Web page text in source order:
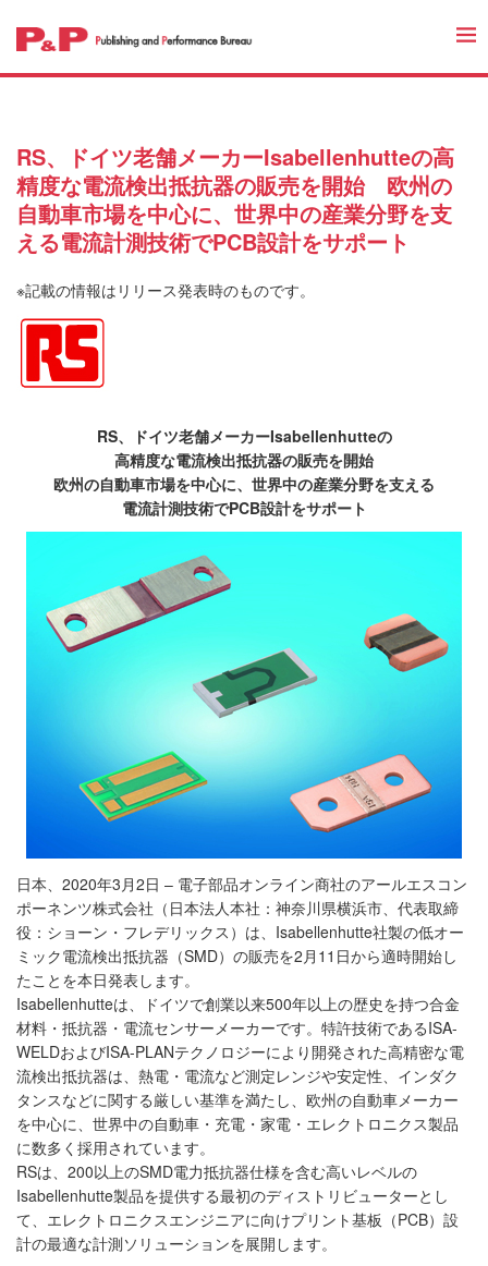
RS、ドイツ老舗メーカーIsabellenhutteの高
精度な電流検出抵抗器の販売を開始 欧州の
自動車市場を中心に、世界中の産業分野を支
える電流計測技術でPCB設計をサポート
※記載の情報はリリース発表時のものです。
RS、ドイツ老舗メーカーIsabellenhutteの
高精度な電流検出抵抗器の販売を開始
欧州の自動車市場を中心に、世界中の産業分野を支える
電流計測技術でPCB設計をサポート
日本、2020年3月2日 – 電子部品オンライン商社のアールエスコン
ポーネンツ株式会社（日本法人本社：神奈川県横浜市、代表取締
役：ショーン・フレデリックス）は、Isabellenhutte社製の低オー
ミック電流検出抵抗器（SMD）の販売を2月11日から適時開始し
たことを本日発表します。
Isabellenhutteは、ドイツで創業以来500年以上の歴史を持つ合金
材料・抵抗器・電流センサーメーカーです。特許技術であるISA-
WELDおよびISA-PLANテクノロジーにより開発された高精密な電
流検出抵抗器は、熱電・電流など測定レンジや安定性、インダク
タンスなどに関する厳しい基準を満たし、欧州の自動車メーカー
を中心に、世界中の自動車・充電・家電・エレクトロニクス製品
に数多く採用されています。
RSは、200以上のSMD電力抵抗器仕様を含む高いレベルの
Isabellenhutte製品を提供する最初のディストリビューターとし
て、エレクトロニクスエンジニアに向けプリント基板（PCB）設
計の最適な計測ソリューションを展開します。